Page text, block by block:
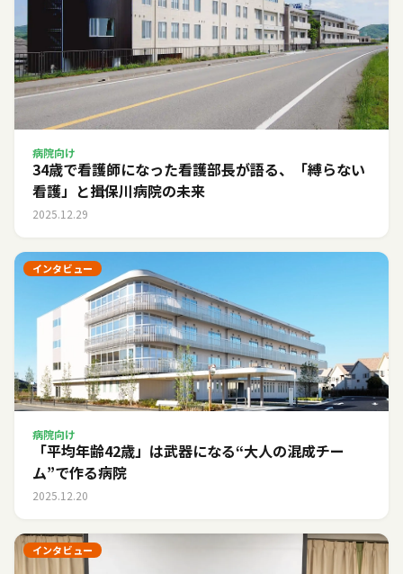
病院向け
34歳で看護師になった看護部長が語る、「縛らない
看護」と揖保川病院の未来
2025.12.29
インタビュー
病院向け
「平均年齢42歳」は武器になる――“大人の混成チー
ム”で作る病院
2025.12.20
インタビュー